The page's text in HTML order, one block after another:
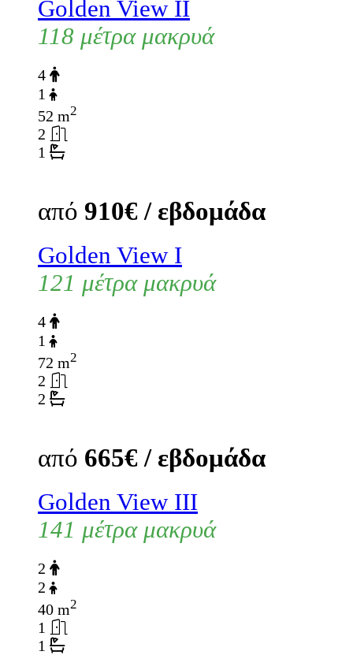
Golden View II
118 μέτρα μακρυά
4
1
52 m2
2
1
από 910€ / εβδομάδα
Golden View I
121 μέτρα μακρυά
4
1
72 m2
2
2
από 665€ / εβδομάδα
Golden View III
141 μέτρα μακρυά
2
2
40 m2
1
1